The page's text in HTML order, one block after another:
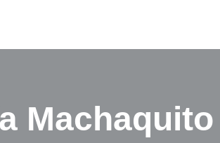
Machaquito